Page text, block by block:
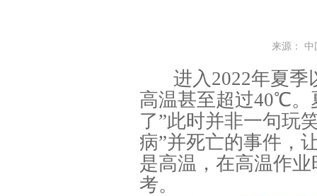
来源： 中
进入2022年夏
高温甚至超过40℃。
了”此时并非一句玩
病”并死亡的事件，
是高温，在高温作
考。